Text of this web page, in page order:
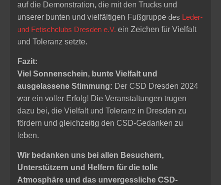
auf die Demonstration, die mit den Trucks und
unserer bunten und vielfältigen Fußgruppe des Leder-
und Fetischclubs Dresden e.V. ein Zeichen für Vielfalt
und Toleranz setzte.
Fazit:
Viel Sonnenschein, bunte Vielfalt und
ausgelassene Stimmung: Der CSD Dresden 2024
war ein voller Erfolg! Die Veranstaltungen trugen
dazu bei, die Vielfalt und Toleranz in Dresden zu
fördern und gleichzeitig den CSD-Gedanken zu
leben.
Wir bedanken uns bei allen Besuchern,
Unterstützern und Helfern für die tolle
Atmosphäre und das unvergessliche CSD-